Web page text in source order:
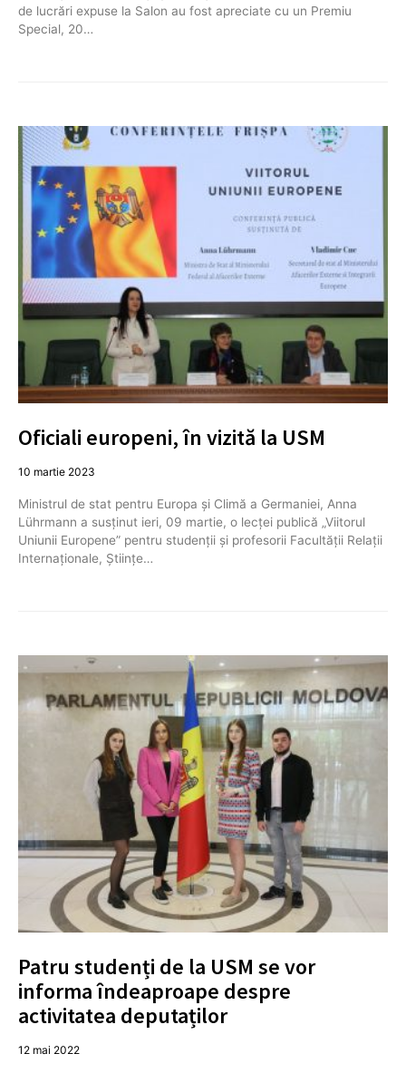
de lucrări expuse la Salon au fost apreciate cu un Premiu
Special, 20…
Oficiali europeni, în vizită la USM
10 martie 2023
Ministrul de stat pentru Europa și Climă a Germaniei, Anna
Lührmann a susținut ieri, 09 martie, o lecței publică „Viitorul
Uniunii Europene” pentru studenții și profesorii Facultății Relații
Internaționale, Științe…
Patru studenți de la USM se vor
informa îndeaproape despre
activitatea deputaților
12 mai 2022